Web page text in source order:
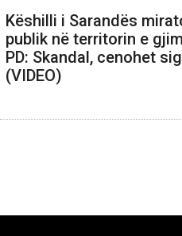
Këshilli i Sarandës
publik në territorin e
PD: Skandal, cenohet
(VIDEO)